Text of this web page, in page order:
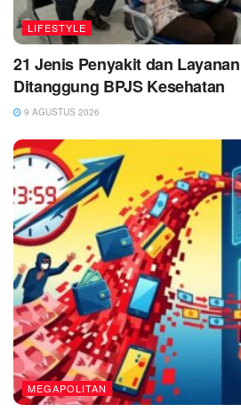
LIFESTYLE
21 Jenis Penyakit dan
Ditanggung BPJS Kesehatan
9 AGUSTUS 2026
MEGAPOLITAN